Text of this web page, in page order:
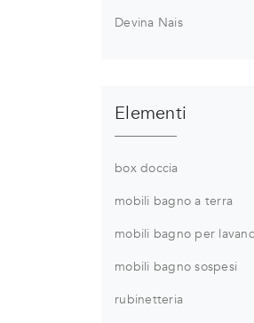
Devina Nais
Elementi
box doccia
mobili bagno a terra
mobili bagno per
mobili bagno sospesi
rubinetteria